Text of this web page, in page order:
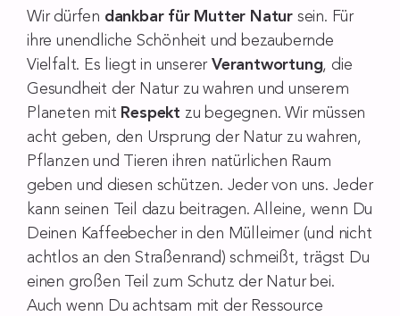
Wir dürfen dankbar für Mutter Natur sein. Für
ihre unendliche Schönheit und bezaubernde
Vielfalt. Es liegt in unsererVerantwortung, die
Gesundheit der Natur zu wahren und unserem
Planeten mit Respekt zu begegnen. Wir müssen
acht geben, den Ursprung der Natur zu wahren,
Pflanzen und Tieren ihren natürlichen Raum
geben und diesen schützen. Jeder von uns. Jeder
kann seinen Teil dazu beitragen. Alleine, wenn Du
Deinen Kaffeebecher in den Mülleimer (und nicht
achtlos an den Straßenrand) schmeißt, trägst Du
einen großen Teil zum Schutz der Natur bei.
Auch wenn Du achtsam mit der Ressource